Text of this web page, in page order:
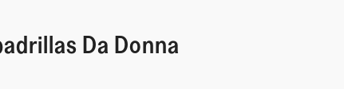
Da Donna